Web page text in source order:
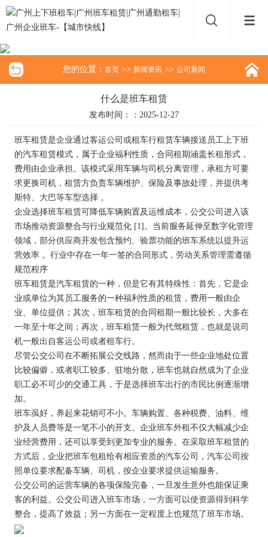
您的位置： 首页 >> 新闻资讯 >> 公司新闻
什么是班车租赁
发布时间：：2025-12-27
班车租赁是企业通过客运公司或租车行租赁车辆接送员工上下班
的汽车租赁模式，属于企业福利性质，合同租期涵盖长租形式，
费用由企业承担。该模式采用车辆与司机分离管理，承租方可要
求更换司机，租赁方负责车辆维护、保险及事故处理，并提供考
斯特、大巴等车型选择 。
企业选择班车租赁可降低车辆购置及运维成本，公交公司进入该
市场推动资源整合与行业规范化 [1]。当前服务延伸至数字化管理
领域，部分供应商开发包含预约、验票功能的班车系统以提升运
营效率 。行业中存在一年一签的合同形式，劳动关系管理需遵循
规范程序
班车租赁是汽车租赁的一种，但是它有其特殊性：首先，它是企
业或单位为其员工服务的一种福利性质的租赁，费用一般由企
业、单位提供；其次，班车租赁的合同租期一般比较长，大多在
一年至十年之间；再次，班车租赁一般为代驾租赁，也就是说司
机一般出自客运公司或者租车行。
尽管公交公司在不断拓展公交线路，然而由于一些企业地处位置
比较偏僻，或者职工较多、驻地分散，班车也就自然成为了企业
职工必不可少的交通工具，于是选择班车出行的市民比例逐渐增
加。
班车虽好，养起来花销可不小。车辆购置、各种税费、油料、维
护及人员费等是一笔不小的开支。企业班车外租不仅大幅减少企
业经营费用，还可以享受到更加专业的服务。在采取班车租赁的
方式后，企业把班车包租给有相应资质的汽车公司，汽车公司按
照单位要求配备车辆、司机，按企业要求提供运输服务。
公交公司的运营车辆的各项保险完备，一旦发生意外也能保证乘
客的利益。公交公司进入班车市场，一方面可以使资源得到科学
整合，提高了效益；另一方面在一定程度上也规范了班车市场。